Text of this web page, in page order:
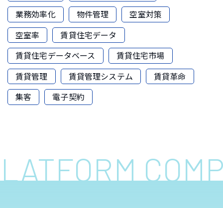
業務効率化
物件管理
空室対策
空室率
賃貸住宅データ
賃貸住宅データベース
賃貸住宅市場
賃貸管理
賃貸管理システム
賃貸革命
集客
電子契約